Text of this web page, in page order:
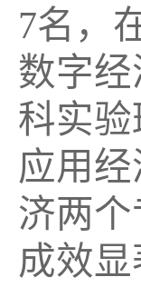
7名，
数字
科实
应用
济两
成效